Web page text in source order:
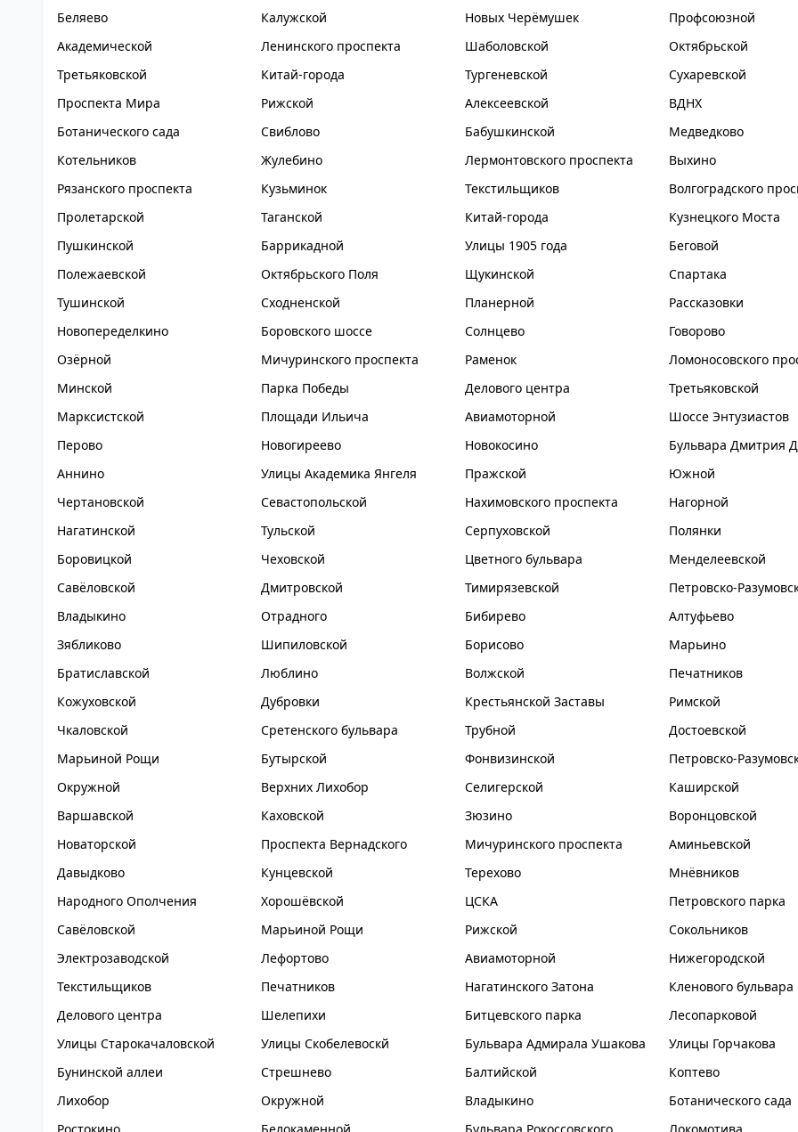
Беляево
Калужской Новых Черёмушек
Профсоюзной
Академической
Ленинского проспекта Шаболовской
Октябрьской
Третьяковской
Китай-города Тургеневской
Сухаревской
Проспекта Мира
Рижской Алексеевской
ВДНХ
Ботанического сада
Свиблово Бабушкинской
Медведково
Котельников
Жулебино Лермонтовского проспекта
Выхино
Рязанского проспекта
Кузьминок Текстильщиков
Волгоградского
Пролетарской
Таганской Китай-города
Кузнецкого Моста
Пушкинской
Баррикадной Улицы 1905 года
Беговой
Полежаевской
Октябрьского Поля Щукинской
Спартака
Тушинской
Сходненской Планерной
Рассказовки
Новопеределкино
Боровского шоссе Солнцево
Говорово
Озёрной
Мичуринского проспекта Раменок
Ломоносовского
Минской
Парка Победы Делового центра
Третьяковской
Марксистской
Площади Ильича Авиамоторной
Шоссе Энтузиастов
Перово
Новогиреево Новокосино
Бульвара Дмитрия
Аннино
Улицы Академика Янгеля Пражской
Южной
Чертановской
Севастопольской Нахимовского проспекта
Нагорной
Нагатинской
Тульской Серпуховской
Полянки
Боровицкой
Чеховской Цветного бульвара
Менделеевской
Савёловской
Дмитровской Тимирязевской
Петровско-
Владыкино
Отрадного Бибирево
Алтуфьево
Зябликово
Шипиловской Борисово
Марьино
Братиславской
Люблино Волжской
Печатников
Кожуховской
Дубровки Крестьянской Заставы
Римской
Чкаловской
Сретенского бульвара Трубной
Достоевской
Марьиной Рощи
Бутырской Фонвизинской
Петровско-
Окружной
Верхних Лихобор Селигерской
Каширской
Варшавской
Каховской Зюзино
Воронцовской
Новаторской
Проспекта Вернадского Мичуринского проспекта
Аминьевской
Давыдково
Кунцевской Терехово
Мнёвников
Народного Ополчения
Хорошёвской ЦСКА
Петровского парка
Савёловской
Марьиной Рощи Рижской
Сокольников
Электрозаводской
Лефортово Авиамоторной
Нижегородской
Текстильщиков
Печатников Нагатинского Затона
Кленового бульвара
Делового центра
Шелепихи Битцевского парка
Лесопарковой
Улицы Старокачаловской
Улицы Скобелевоскй Бульвара Адмирала Ушакова
Улицы Горчакова
Бунинской аллеи
Стрешнево Балтийской
Коптево
Лихобор
Окружной Владыкино
Ботанического сада
Ростокино
Белокаменной Бульвара Рокоссовского Локомотива